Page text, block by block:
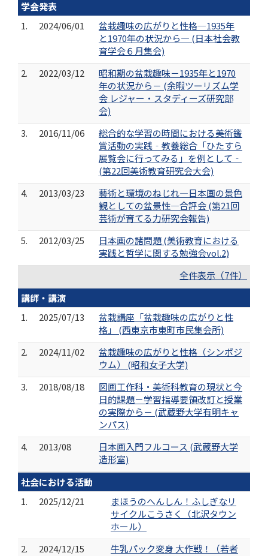
学会発表
1.
2024/06/01
盆栽趣味の広がりと性格―1935年
と1970年の状況から― (日本社会教
育学会６月集会)
2.
2022/03/12
昭和期の盆栽趣味－1935年と1970
年の状況から－ (余暇ツーリズム学
会 レジャー・スタディーズ研究部
会)
3.
2016/11/06
総合的な学習の時間における美術鑑
賞活動の実践‐教養総合「ひたすら
展覧会に行ってみる」を例として‐
(第22回美術教育研究会大会)
4.
2013/03/23
藝術と環境のねじれ―日本画の景色
観としての盆景性―合評会 (第21回
芸術が育てる力研究会報告)
5.
2012/03/25
日本画の諸問題 (美術教育における
実践と哲学に関する勉強会vol.2)
全件表示（7件）
講師・講演
1.
2025/07/13
盆栽講座「盆栽趣味の広がりと性
格」 (西東京市東町市民集会所)
2.
2024/11/02
盆栽趣味の広がりと性格（シンポジ
ウム） (昭和女子大学)
3.
2018/08/18
図画工作科・美術科教育の現状と今
日的課題－学習指導要領改訂と授業
の実際から－ (武蔵野大学有明キャ
ンパス)
4.
2013/08
日本画入門フルコース (武蔵野大学
造形室)
社会における活動
1.
2025/12/21
まほうのへんしん！ふしぎなリ
サイクルこうさく（北沢タウン
ホール）
2.
2024/12/15
牛乳パック変身 大作戦！（若者